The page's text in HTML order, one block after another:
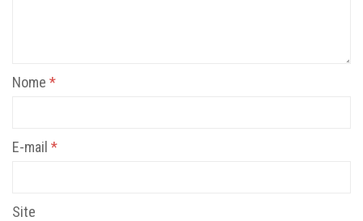
Nome *
E-mail *
Site